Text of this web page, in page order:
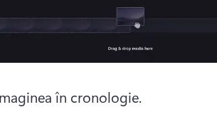
în cronologie.